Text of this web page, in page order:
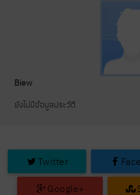
Biew
ยังไม่มีข้อมูลประวัติ
Twitter
Google+